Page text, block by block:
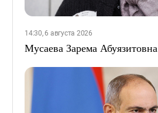
14:30, 6 августа 2026
Мусаева Зарема Абуязитовна